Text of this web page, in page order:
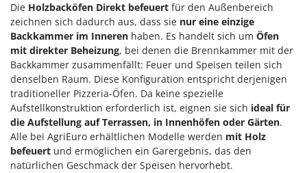
Die Holzbacköfen Direkt befeuert für den Außenbereich
zeichnen sich dadurch aus, dass sie nur eine einzige
Backkammer im Inneren haben. Es handelt sich um Öfen
mit direkter Beheizung, bei denen die Brennkammer mit der
Backkammer zusammenfällt: Feuer und Speisen teilen sich
denselben Raum. Diese Konfiguration entspricht derjenigen
traditioneller Pizzeria-Öfen. Da keine spezielle
Aufstellkonstruktion erforderlich ist, eignen sie sich ideal für
die Aufstellung auf Terrassen, in Innenhöfen oder Gärten.
Alle bei AgriEuro erhältlichen Modelle werden mit Holz
befeuert und ermöglichen ein Garergebnis, das den
natürlichen Geschmack der Speisen hervorhebt.